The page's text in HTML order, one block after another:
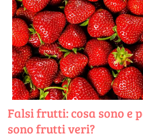
Falsi frutti: cosa sono e
sono frutti veri?